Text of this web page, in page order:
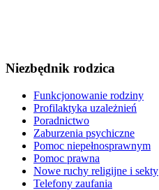
Niezbędnik rodzica
Funkcjonowanie rodziny
Profilaktyka uzależnień
Poradnictwo
Zaburzenia psychiczne
Pomoc niepełnosprawnym
Pomoc prawna
Nowe ruchy religijne i sekty
Telefony zaufania